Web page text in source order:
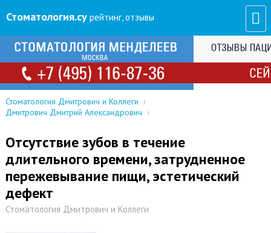
Стоматология.су рейтинг, отзывы
Стоматология Дмитрович и Коллеги ›
Дмитрович Дмитрий Александрович ›
Отсутствие зубов в течение
длительного времени, затрудненное
пережевывание пищи, эстетический
дефект
Стоматология Дмитрович и Коллеги